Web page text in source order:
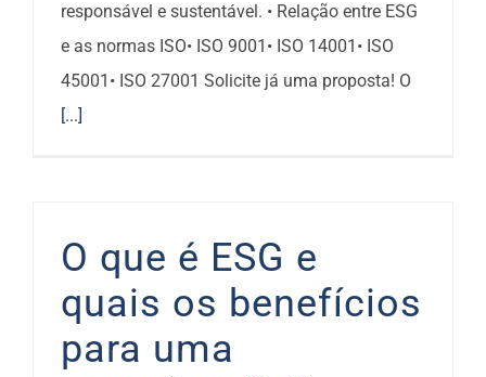
responsável e sustentável. • Relação entre ESG
e as normas ISO• ISO 9001• ISO 14001• ISO
45001• ISO 27001 Solicite já uma proposta! O
[...]
O que é ESG e
quais os benefícios
para uma